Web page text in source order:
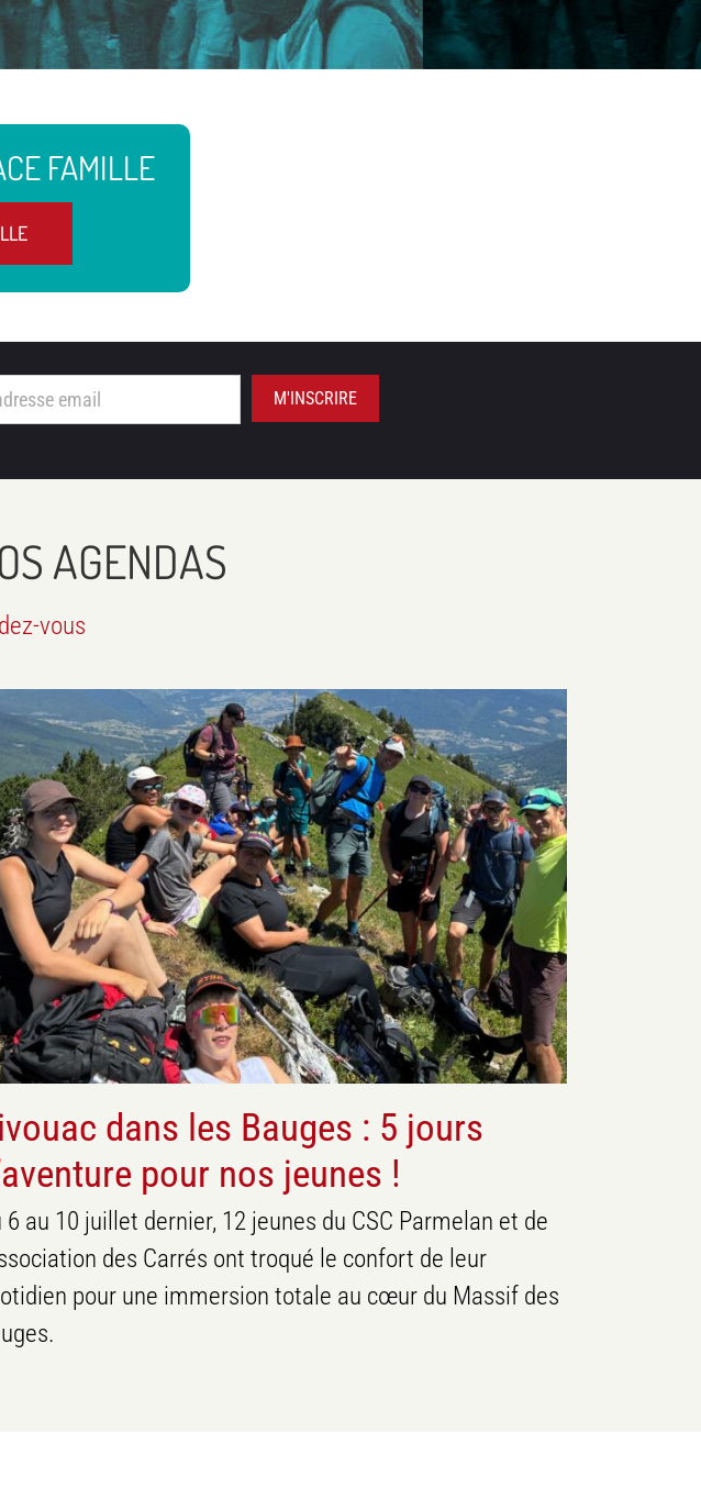
FAMILLE
AGENDAS
vous
Agenda Ca s'est passé Jeunesse
dans les Bauges : 5 jours
pour nos jeunes !
6 au 10 juillet dernier, 12 jeunes du CSC Parmelan et de
des Carrés ont troqué le confort de leur
pour une immersion totale au cœur du Massif des